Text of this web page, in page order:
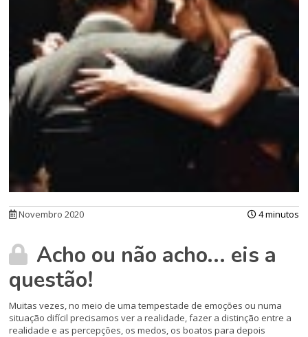
Novembro 2020 4 minutos
Acho ou não acho... eis a
questão!
Muitas vezes, no meio de uma tempestade de emoções ou numa
situação difícil precisamos ver a realidade, fazer a distinção entre a
realidade e as percepções, os medos, os boatos para depois